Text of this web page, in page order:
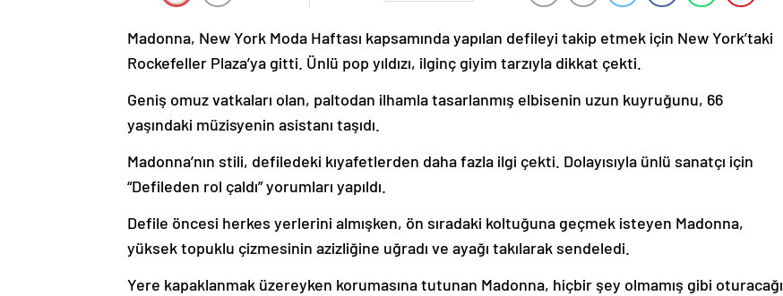
Madonna, New York Moda Haftası kapsamında yapılan defileyi takip etmek için New York’taki
Rockefeller Plaza’ya gitti. Ünlü pop yıldızı, ilginç giyim tarzıyla dikkat çekti.
Geniş omuz vatkaları olan, paltodan ilhamla tasarlanmış elbisenin uzun kuyruğunu, 66
yaşındaki müzisyenin asistanı taşıdı.
Madonna’nın stili, defiledeki kıyafetlerden daha fazla ilgi çekti. Dolayısıyla ünlü sanatçı için
“Defileden rol çaldı” yorumları yapıldı.
Defile öncesi herkes yerlerini almışken, ön sıradaki koltuğuna geçmek isteyen Madonna,
yüksek topuklu çizmesinin azizliğine uğradı ve ayağı takılarak sendeledi.
Yere kapaklanmak üzereyken korumasına tutunan Madonna, hiçbir şey olmamış gibi oturacağı